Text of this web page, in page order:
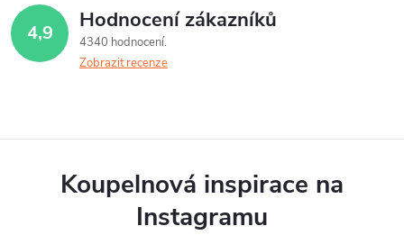
4,9 Hodnocení zákazníků
4340 hodnocení
Zobrazit recenze
Koupelnová inspirace na
Instagramu